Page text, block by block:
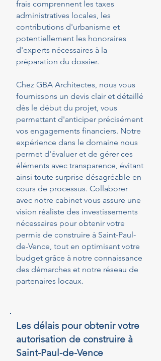
frais comprennent les taxes
administratives locales, les
contributions d'urbanisme et
potentiellement les honoraires
d'experts nécessaires à la
préparation du dossier.
Chez GBA Architectes, nous vous
fournissons un devis clair et détaillé
dès le début du projet, vous
permettant d'anticiper précisément
vos engagements financiers. Notre
expérience dans le domaine nous
permet d'évaluer et de gérer ces
éléments avec transparence, évitant
ainsi toute surprise désagréable en
cours de processus. Collaborer
avec notre cabinet vous assure une
vision réaliste des investissements
nécessaires pour obtenir votre
permis de construire à Saint-Paul-
de-Vence, tout en optimisant votre
budget grâce à notre connaissance
des démarches et notre réseau de
partenaires locaux.
Les délais pour obtenir votre
autorisation de construire à
Saint-Paul-de-Vence